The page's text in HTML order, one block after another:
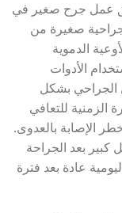
عمل جرح صغير في
جراحية صغيرة من
الدموية
الأدوات
الجراحي بشكل
الزمنية للتعافي
الإصابة بالعدوى.
بعد الجراحة
عادة بعد فترة